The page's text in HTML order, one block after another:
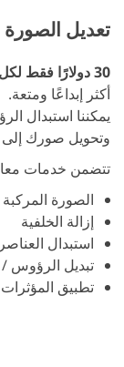
تعديل الصورة
30 دولارًا فقط لكل صورة.
أكثر إبداعًا ومتعة.
يمكننا استبدال
وتحويل صورك
تتضمن خدمات
الصورة المركبة
إزالة الخلفية
استبدال العناصر
تبديل الرؤوس /
تطبيق